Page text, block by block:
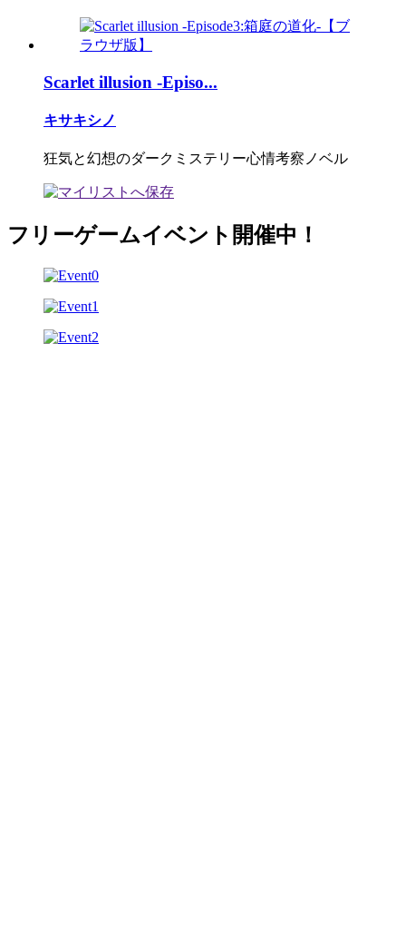
Scarlet illusion -Episo...
キサキシノ
狂気と幻想のダークミステリー心情考察ノベル
フリーゲームイベント開催中！